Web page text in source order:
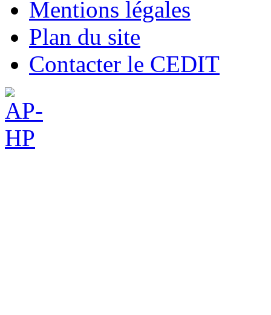
Mentions légales
Plan du site
Contacter le CEDIT